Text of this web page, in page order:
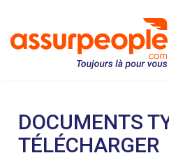
contenu
DOCUMENTS
TÉLÉCHARGER